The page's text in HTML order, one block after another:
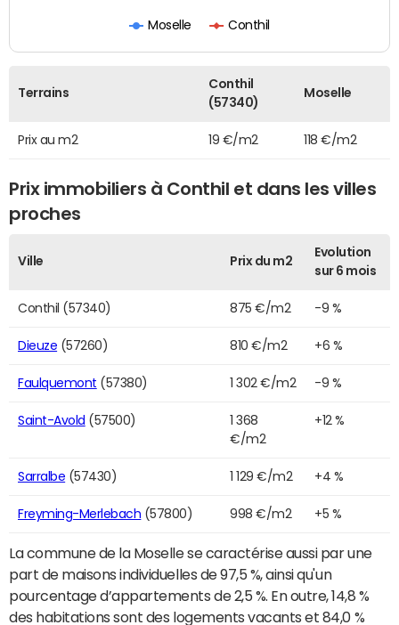
Moselle Conthil
Terrains
Conthil
(57340)
Moselle
Prix au m2 19 €/m2 118 €/m2
Prix immobiliers à Conthil et dans les villes
proches
Ville Prix du m2
Evolution
sur 6 mois
Conthil (57340) 875 €/m2 -9 %
Dieuze (57260) 810 €/m2 +6 %
Faulquemont (57380) 1 302 €/m2 -9 %
Saint-Avold (57500)
1 368
€/m2
+12 %
Sarralbe (57430) 1 129 €/m2 +4 %
Freyming-Merlebach (57800) 998 €/m2 +5 %
La commune de la Moselle se caractérise aussi par une
part de maisons individuelles de 97,5 %, ainsi qu'un
pourcentage d’appartements de 2,5 %. En outre, 14,8 %
des habitations sont des logements vacants et 84,0 %